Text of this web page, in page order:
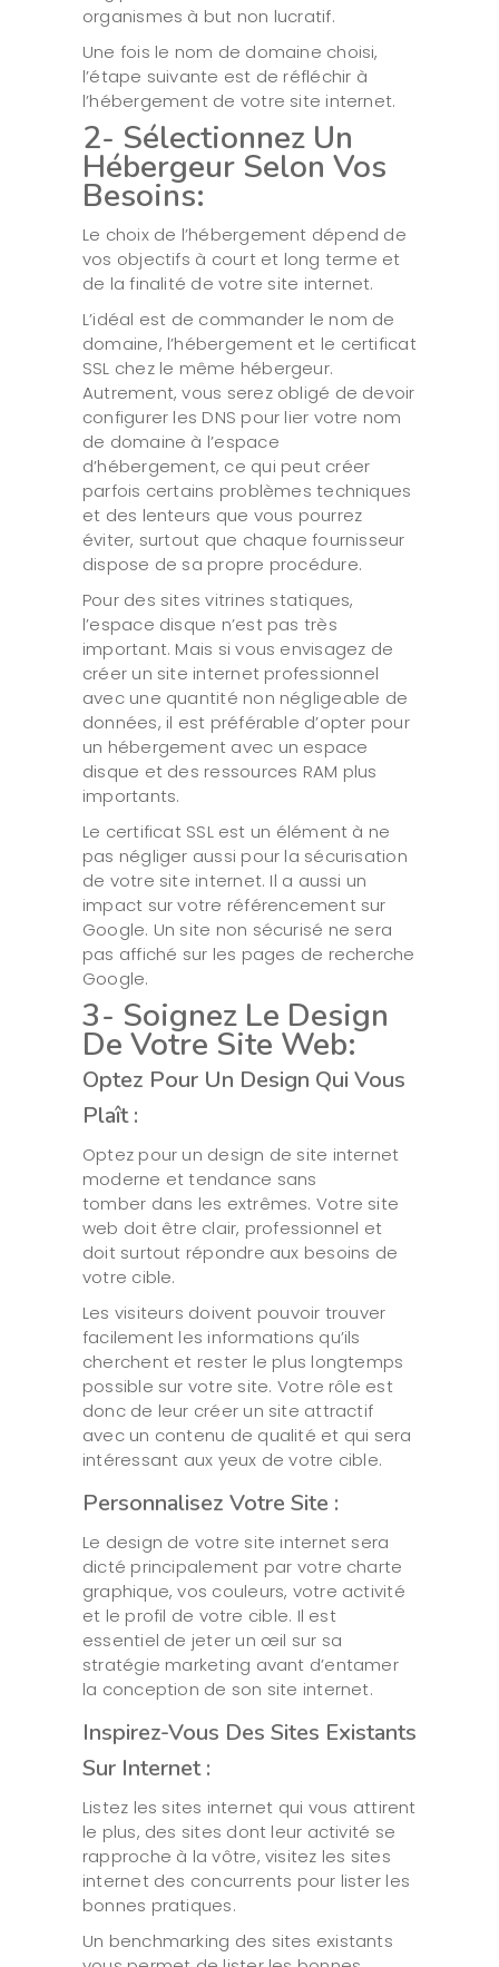
organismes à but non lucratif.
Une fois le nom de domaine choisi,
l’étape suivante est de réfléchir à
l’hébergement de votre site internet.
2- Sélectionnez Un
Hébergeur Selon Vos
Besoins:
Le choix de l’hébergement dépend de
vos objectifs à court et long terme et
de la finalité de votre site internet.
L’idéal est de commander le nom de
domaine, l’hébergement et le certificat
SSL chez le même hébergeur.
Autrement, vous serez obligé de devoir
configurer les DNS pour lier votre nom
de domaine à l’espace
d’hébergement, ce qui peut créer
parfois certains problèmes techniques
et des lenteurs que vous pourrez
éviter, surtout que chaque fournisseur
dispose de sa propre procédure.
Pour des sites vitrines statiques,
l’espace disque n’est pas très
important. Mais si vous envisagez de
créer un site internet professionnel
avec une quantité non négligeable de
données, il est préférable d’opter pour
un hébergement avec un espace
disque et des ressources RAM plus
importants.
Le certificat SSL est un élément à ne
pas négliger aussi pour la sécurisation
de votre site internet. Il a aussi un
impact sur votre référencement sur
Google. Un site non sécurisé ne sera
pas affiché sur les pages de recherche
Google.
3- Soignez Le Design
De Votre Site Web:
Optez Pour Un Design Qui Vous
Plaît :
Optez pour un design de site internet
moderne et tendance sans
tomber dans les extrêmes. Votre site
web doit être clair, professionnel et
doit surtout répondre aux besoins de
votre cible.
Les visiteurs doivent pouvoir trouver
facilement les informations qu’ils
cherchent et rester le plus longtemps
possible sur votre site. Votre rôle est
donc de leur créer un site attractif
avec un contenu de qualité et qui sera
intéressant aux yeux de votre cible.
Personnalisez Votre Site :
Le design de votre site internet sera
dicté principalement par votre charte
graphique, vos couleurs, votre activité
et le profil de votre cible. Il est
essentiel de jeter un œil sur sa
stratégie marketing avant d’entamer
la conception de son site internet.
Inspirez-Vous Des Sites Existants
Sur Internet :
Listez les sites internet qui vous attirent
le plus, des sites dont leur activité se
rapproche à la vôtre, visitez les sites
internet des concurrents pour lister les
bonnes pratiques.
Un benchmarking des sites existants